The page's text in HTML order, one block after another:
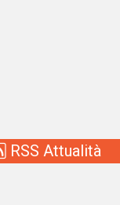
RSS Attualità